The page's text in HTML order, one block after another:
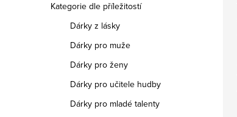
Kategorie dle příležitostí
Dárky z lásky
Dárky pro muže
Dárky pro ženy
Dárky pro učitele hudby
Dárky pro mladé talenty